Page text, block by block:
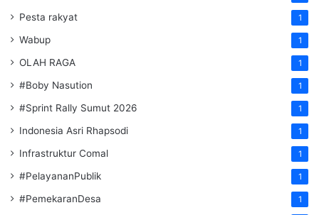
Pesta rakyat 1
Wabup 1
OLAH RAGA 1
#Boby Nasution 1
#Sprint Rally Sumut 2026 1
Indonesia Asri Rhapsodi 1
Infrastruktur Comal 1
#PelayananPublik 1
#PemekaranDesa 1